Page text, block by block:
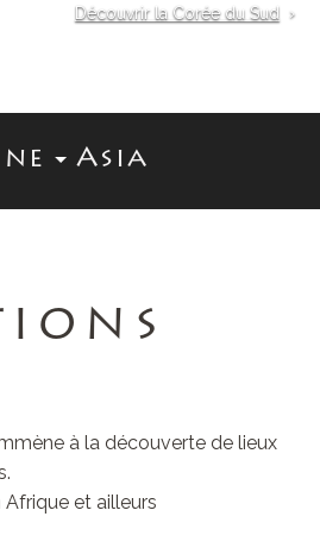
Asia
Découvrir la Corée du Sud ›
à la découverte de lieux
et ailleurs